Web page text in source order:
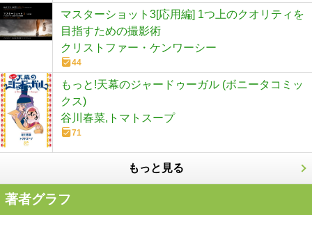
マスターショット3[応用編] 1つ上のクオリティを
目指すための撮影術
クリストファー・ケンワーシー
44
もっと!天幕のジャードゥーガル (ボニータコミッ
クス)
谷川春菜,トマトスープ
71
もっと見る
著者グラフ